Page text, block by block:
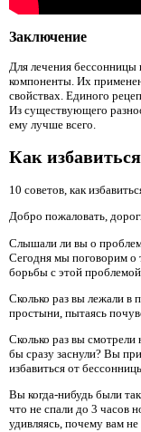
Заключение
Для лечения
компоненты. Их
свойствах. Единого
Из существующего
ему лучше всего.
Как
10 советов, как
Добро пожаловать,
Слышали ли вы о
Сегодня мы поговорим о
борьбы с этой
Сколько раз вы лежали в
простыни, пытаясь
Сколько раз вы смотрели
бы сразу заснули? Вы
избавиться от
Вы когда-нибудь были
что не спали до 3 часов
удивляясь, почему вам